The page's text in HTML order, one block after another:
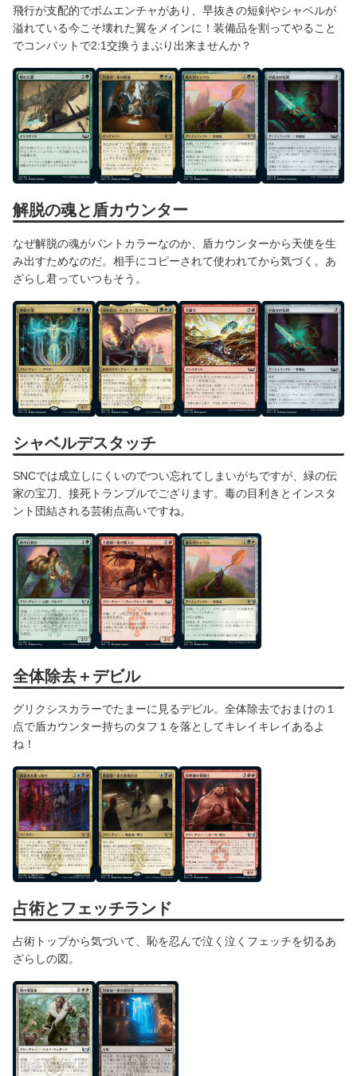
飛行が支配的でボムエンチャがあり、早抜きの短剣やシャベルが
溢れている今こそ壊れた翼をメインに！装備品を割ってやること
でコンバットで2:1交換うまぶり出来ませんか？
解脱の魂と盾カウンター
なぜ解脱の魂がバントカラーなのか、盾カウンターから天使を生
み出すためなのだ。相手にコピーされて使われてから気づく。あ
ざらし君っていつもそう。
シャベルデスタッチ
SNCでは成立しにくいのでつい忘れてしまいがちですが、緑の伝
家の宝刀、接死トランプルでござります。毒の目利きとインスタ
ント団結される芸術点高いですね。
全体除去＋デビル
グリクシスカラーでたまーに見るデビル。全体除去でおまけの１
点で盾カウンター持ちのタフ１を落としてキレイキレイあるよ
ね！
占術とフェッチランド
占術トップから気づいて、恥を忍んで泣く泣くフェッチを切るあ
ざらしの図。